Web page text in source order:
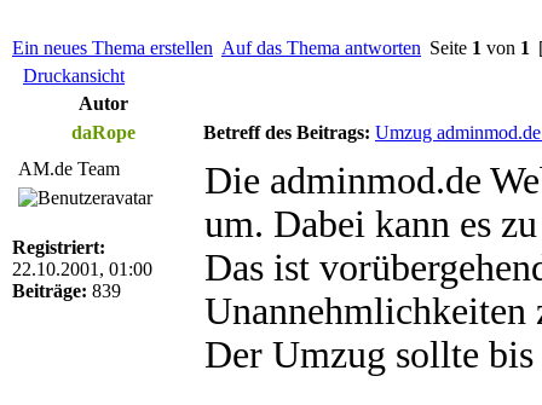
Ein neues Thema erstellen Auf das Thema antworten Seite 1 von 1
Druckansicht
Autor
daRope
Betreff des Beitrags: Umzug
AM.de Team
Registriert:
22.10.2001, 01:00
Beiträge: 839
Die adminmod.de
um. Dabei kann es
Das ist
Unannehmlichkeiten
Der Umzug sollte